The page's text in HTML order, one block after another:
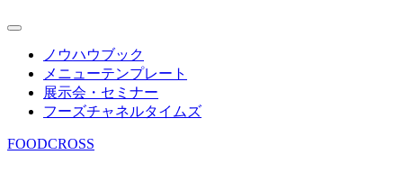
ノウハウブック
メニューテンプレート
展示会・セミナー
フーズチャネルタイムズ
FOODCROSS